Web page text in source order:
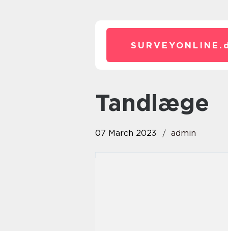
SURVEYONLINE.
tandlæge
07 March 2023 admin